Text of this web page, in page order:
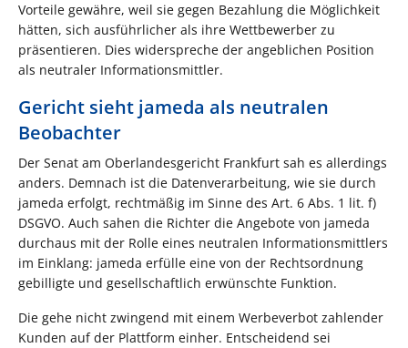
Vorteile gewähre, weil sie gegen Bezahlung die Möglichkeit
hätten, sich ausführlicher als ihre Wettbewerber zu
präsentieren. Dies widerspreche der angeblichen Position
als neutraler Informationsmittler.
Gericht sieht jameda als neutralen
Beobachter
Der Senat am Oberlandesgericht Frankfurt sah es allerdings
anders. Demnach ist die Datenverarbeitung, wie sie durch
jameda erfolgt, rechtmäßig im Sinne des Art. 6 Abs. 1 lit. f)
DSGVO. Auch sahen die Richter die Angebote von jameda
durchaus mit der Rolle eines neutralen Informationsmittlers
im Einklang: jameda erfülle eine von der Rechtsordnung
gebilligte und gesellschaftlich erwünschte Funktion.
Die gehe nicht zwingend mit einem Werbeverbot zahlender
Kunden auf der Plattform einher. Entscheidend sei